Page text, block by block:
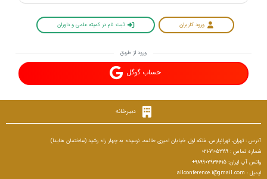
ورود کاربران ثبت نام در کمیته علمی و داوران
ورود از طریق
حساب گوگل
دبیرخانه
آدرس : تهران، تهرانپارس، فلکه اول، خیابان امیری طائمه، نرسیده به چهار راه رشید (ساختمان هایدا)
شماره تماس : 71053199-021
واتس آپ ایران: 989902936615+
ایمیل : allconference.i@gmail.com